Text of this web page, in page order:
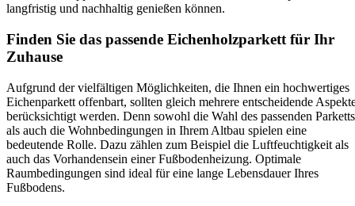
langfristig und nachhaltig genießen können.
Finden Sie das passende Eichenholzparkett für Ihr
Zuhause
Aufgrund der vielfältigen Möglichkeiten, die Ihnen ein hochwertiges
Eichenparkett offenbart, sollten gleich mehrere entscheidende
berücksichtigt werden. Denn sowohl die Wahl des passenden Parketts
als auch die Wohnbedingungen in Ihrem Altbau spielen eine
bedeutende Rolle. Dazu zählen zum Beispiel die Luftfeuchtigkeit als
auch das Vorhandensein einer Fußbodenheizung. Optimale
Raumbedingungen sind ideal für eine lange Lebensdauer Ihres
Fußbodens.